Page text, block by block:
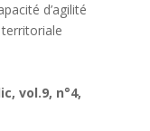
d’agilité
vol.9, n°4,